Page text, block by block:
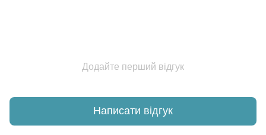
Додайте перший відгук
Написати відгук